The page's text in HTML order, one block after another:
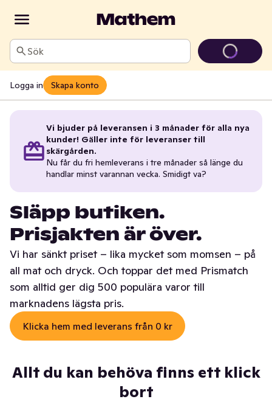
Sök
Logga in Skapa konto
Vi bjuder på leveransen i 3 månader för alla nya
kunder! Gäller inte för leveranser till
skärgården.
Nu får du fri hemleverans i tre månader så länge du
handlar minst varannan vecka. Smidigt va?
Släpp butiken.
Prisjakten är över.
Vi har sänkt priset – lika mycket som momsen – på
all mat och dryck. Och toppar det med Prismatch
som alltid ger dig 500 populära varor till
marknadens lägsta pris.
Klicka hem med leverans från 0 kr
Allt du kan behöva finns ett klick
bort